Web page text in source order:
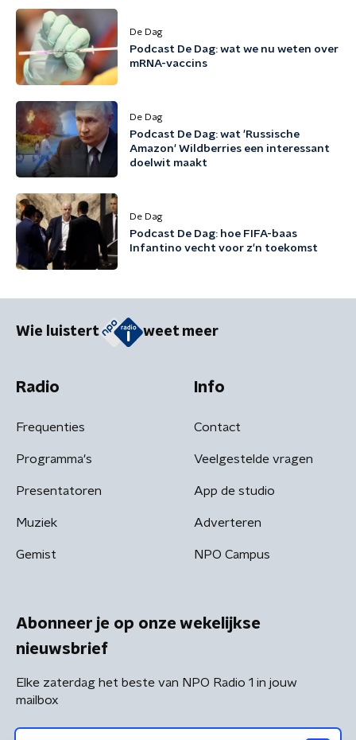
De Dag
Podcast De Dag: wat we nu weten over
mRNA-vaccins
De Dag
Podcast De Dag: wat 'Russische
Amazon' Wildberries een interessant
doelwit maakt
De Dag
Podcast De Dag: hoe FIFA-baas
Infantino vecht voor z'n toekomst
Wie luistert weet meer
Radio
Frequenties
Programma's
Presentatoren
Muziek
Gemist
Info
Contact
Veelgestelde vragen
App de studio
Adverteren
NPO Campus
Abonneer je op onze wekelijkse
nieuwsbrief
Elke zaterdag het beste van NPO Radio 1 in jouw
mailbox